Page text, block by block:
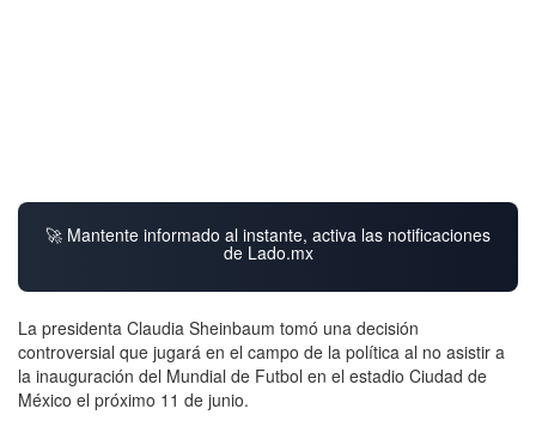
🚀 Mantente informado al instante, activa las notificaciones
de Lado.mx
La presidenta Claudia Sheinbaum tomó una decisión
controversial que jugará en el campo de la política al no asistir a
la inauguración del Mundial de Futbol en el estadio Ciudad de
México el próximo 11 de junio.